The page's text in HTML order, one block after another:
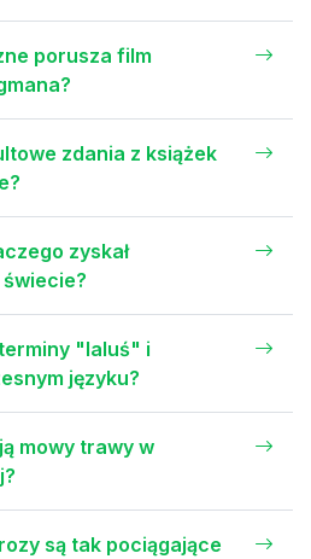
porusza film
zdania z książek
zyskał
świecie?
"laluś" i
języku?
mowy trawy w
są tak pociągające